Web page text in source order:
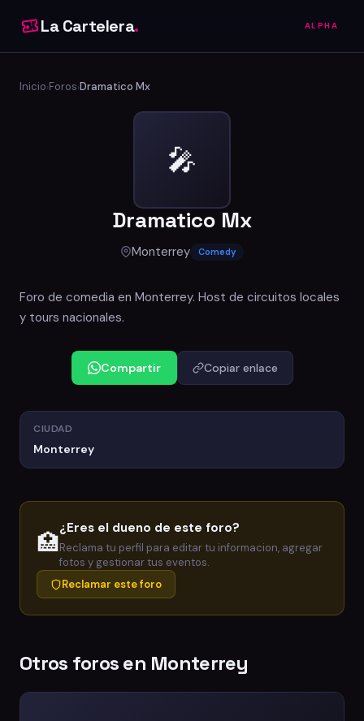
La Cartelera. ALPHA
Inicio›Foros›Dramatico Mx
🎤
Dramatico Mx
Monterrey Comedy
Foro de comedia en Monterrey. Host de circuitos locales
y tours nacionales.
Compartir Copiar enlace
CIUDAD
Monterrey
🏥
¿Eres el dueno de este foro?
Reclama tu perfil para editar tu informacion, agregar
fotos y gestionar tus eventos.
Reclamar este foro
Otros foros en Monterrey